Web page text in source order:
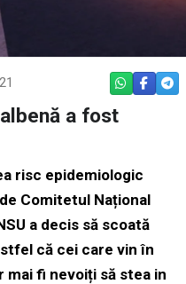
WHATSAPP
a fost
risc epidemiologic
Comitetul Național
a decis să scoată
că cei care vin în
mai fi nevoiți să stea in